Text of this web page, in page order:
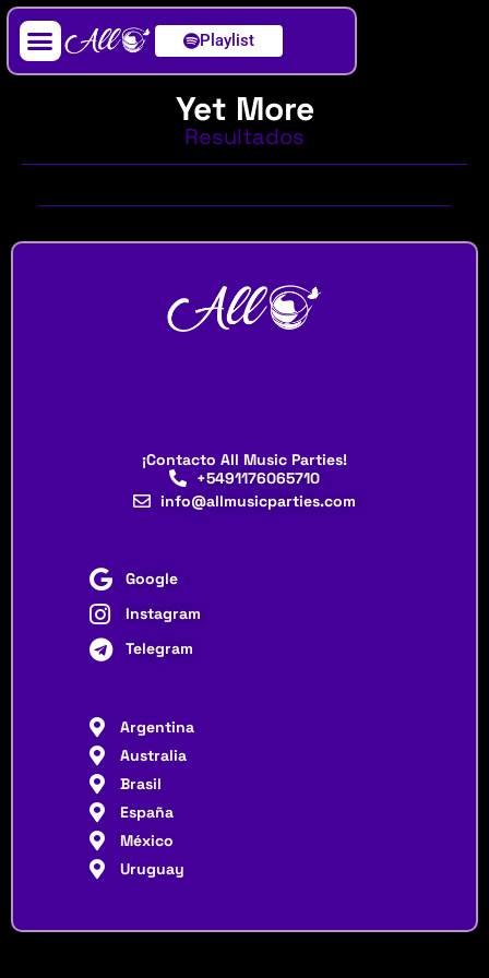
Playlist
Yet More
Resultados
¡Contacto All Music Parties!
+5491176065710
info@allmusicparties.com
Google
Instagram
Telegram
Argentina
Australia
Brasil
España
México
Uruguay